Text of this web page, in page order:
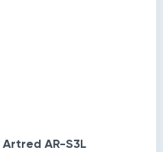
AR-S3L